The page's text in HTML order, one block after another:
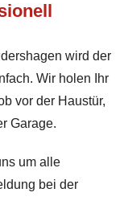
wird der
Wir holen Ihr
vor der Haustür,
Garage.
um alle
bei der